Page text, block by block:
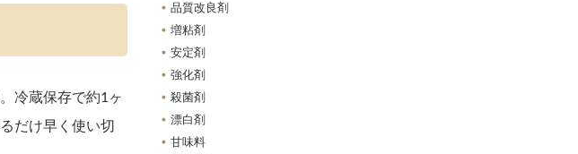
冷蔵保存で約1ヶ
だけ早く使い切
品質改良剤
増粘剤
安定剤
強化剤
殺菌剤
漂白剤
甘味料